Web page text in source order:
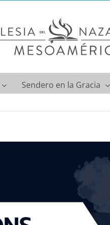
Sendero en la Gracia